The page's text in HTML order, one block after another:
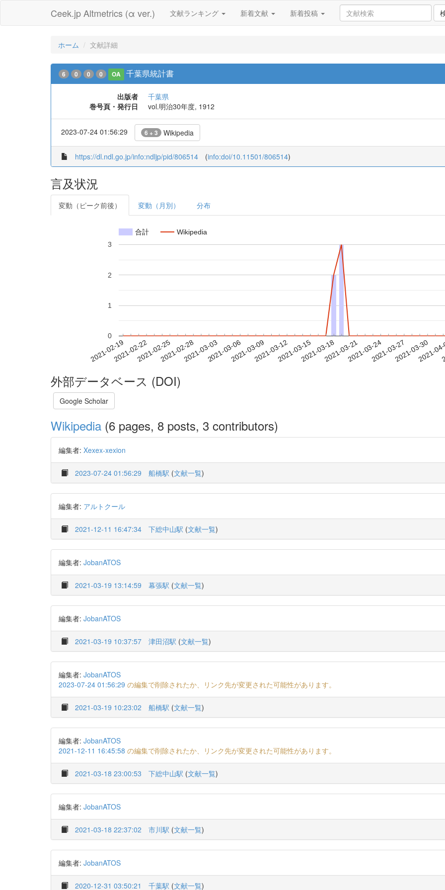
Ceek.jp Altmetrics (α ver.) 文献ランキング 新着文献 新着投稿
ホーム 文献詳細
6 0 0 0 OA 千葉県統計書
出版者
千葉県
巻号頁・発行日
vol.明治30年度, 1912
2023-07-24 01:56:29 6 + 3 Wikipedia
https://dl.ndl.go.jp/info:ndljp/pid/806514 (info:doi/10.11501/806514)
言及状況
変動（ピーク前後） 変動（月別） 分布
合計 Wikipedia
2021-02-192021-02-222021-02-252021-02-282021-03-032021-03-062021-03-092021-03-122021-03-152021-03-182021-03-212021-03-242021-03-272021-03-30
2021-
0
1
2
3
外部データベース (DOI)
Google Scholar
Wikipedia (6 pages, 8 posts, 3 contributors)
編集者: Xexex-xexion
2023-07-24 01:56:29 船橋駅 (文献一覧)
編集者: アルトクール
2021-12-11 16:47:34 下総中山駅 (文献一覧)
編集者: JobanATOS
2021-03-19 13:14:59 幕張駅 (文献一覧)
編集者: JobanATOS
2021-03-19 10:37:57 津田沼駅 (文献一覧)
編集者: JobanATOS
2023-07-24 01:56:29 の編集で削除されたか、リンク先が変更された可能性があります。
2021-03-19 10:23:02 船橋駅 (文献一覧)
編集者: JobanATOS
2021-12-11 16:45:58 の編集で削除されたか、リンク先が変更された可能性があります。
2021-03-18 23:00:53 下総中山駅 (文献一覧)
編集者: JobanATOS
2021-03-18 22:37:02 市川駅 (文献一覧)
編集者: JobanATOS
2020-12-31 03:50:21 千葉駅 (文献一覧)